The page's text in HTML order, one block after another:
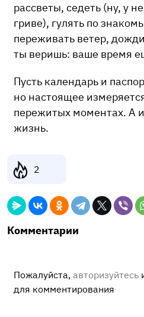
рассветы, седеть (ну, у
гриве), гулять по
переживать ветер,
ты веришь: ваше время
Пусть календарь и
но настоящее
пережитых моментах. А
жизнь.
2
Комментарии
Пожалуйста, авторизуйтесь
для комментирования